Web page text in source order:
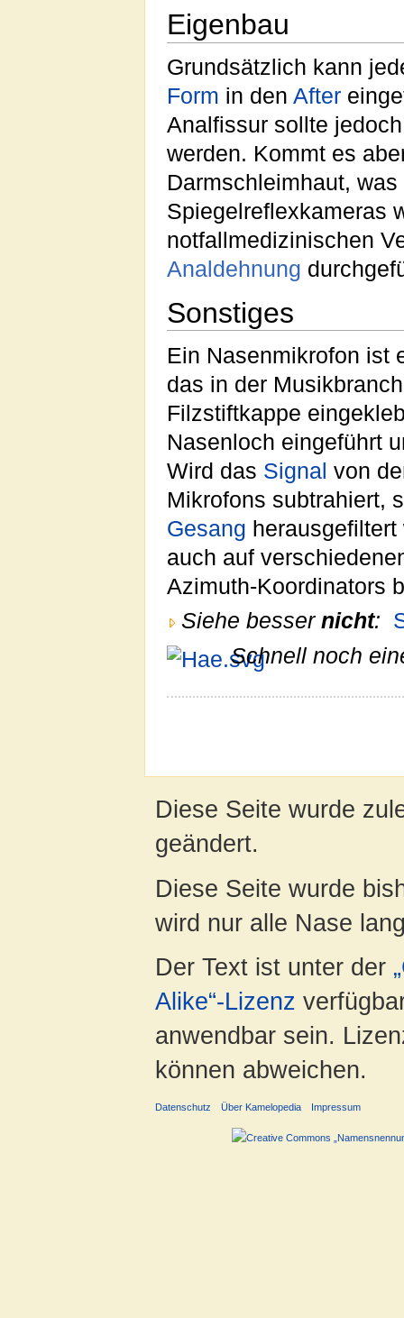
Eigenbau
Grundsätzlich kann
Form in den After
Analfissur sollte
werden. Kommt es
Darmschleimhaut,
Spiegelreflexkameras
notfallmedizinischen
Analdehnung
Sonstiges
Ein Nasenmikrofon ist
das in der
Filzstiftkappe
Nasenloch eingeführt
Wird das Signal von
Mikrofons subtrahiert,
Gesang
auch auf
Azimuth-Koordinators
Siehe besser nicht:
Schnell noch
Diese Seite wurde
geändert.
Diese Seite wurde
wird nur alle Nase
Der Text ist unter der
Alike“-Lizenz
anwendbar sein.
können abweichen.
Datenschutz Über Kamelopedia Impressum